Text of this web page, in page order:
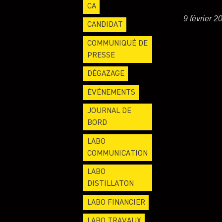
CA
CANDIDAT
COMMUNIQUÉ DE
PRESSE
DÉGAZAGE
ÉVÉNEMENTS
JOURNAL DE
BORD
LABO
COMMUNICATION
LABO
DISTILLATON
LABO FINANCIER
9 février